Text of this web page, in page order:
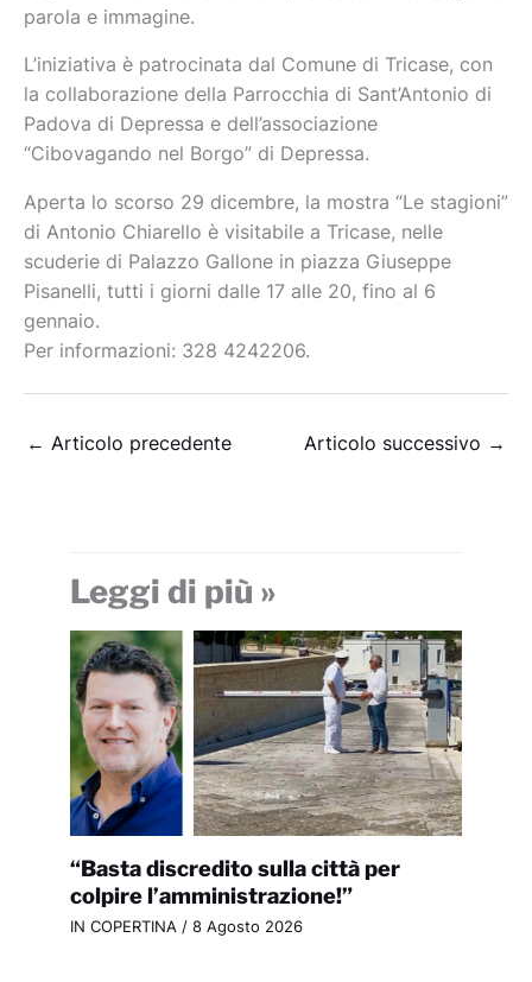
parola e immagine.
L’iniziativa è patrocinata dal Comune di Tricase, con
la collaborazione della Parrocchia di Sant’Antonio di
Padova di Depressa e dell’associazione
“Cibovagando nel Borgo” di Depressa.
Aperta lo scorso 29 dicembre, la mostra “Le stagioni”
di Antonio Chiarello è visitabile a Tricase, nelle
scuderie di Palazzo Gallone in piazza Giuseppe
Pisanelli, tutti i giorni dalle 17 alle 20, fino al 6
gennaio.
Per informazioni: 328 4242206.
← Articolo precedente Articolo successivo →
Leggi di più »
“Basta discredito sulla città per
colpire l’amministrazione!”
IN COPERTINA/ 8 Agosto 2026